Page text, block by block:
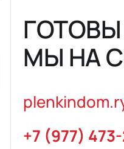
МЫ НА
+7 (977)